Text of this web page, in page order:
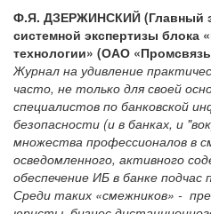
Ф.Я. ДЗЕРЖИНСКИЙ (Главный
системной экспертизы блока
технологии» (ОАО
Журнал на удивление
часто, не только для своей
специалистов по банковской
безопасности (и в банках, и
множества профессионалов в
осведомленного, активного
обеспечение ИБ в банке подчас
Среди таких «смежников» -